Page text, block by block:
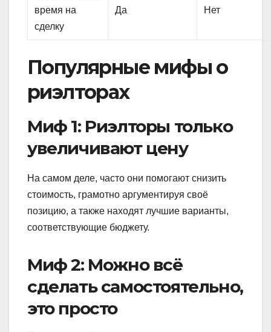
время на
сделку
Да Нет
Популярные мифы о
риэлторах
Миф 1: Риэлторы только
увеличивают цену
На самом деле, часто они помогают снизить
стоимость, грамотно аргументируя своё
позицию, а также находят лучшие варианты,
соответствующие бюджету.
Миф 2: Можно всё
сделать самостоятельно,
это просто